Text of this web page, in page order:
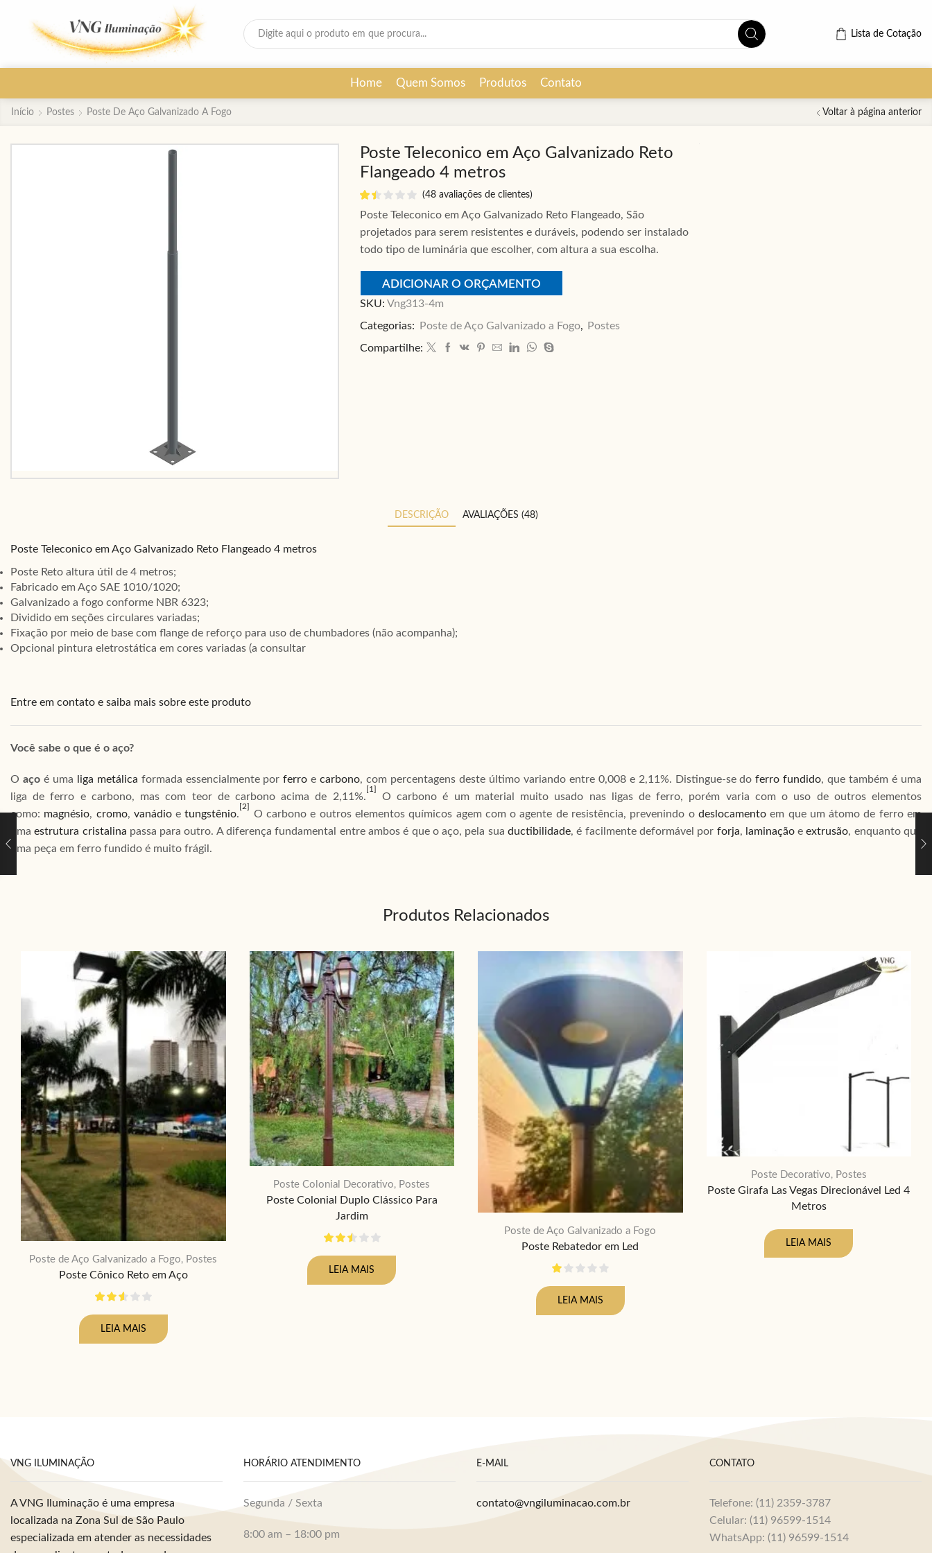
Lista de Cotação
Home Quem Somos Produtos Contato
Início Postes Poste De Aço Galvanizado A Fogo Voltar à página anterior
Poste Teleconico em Aço Galvanizado Reto
Flangeado 4 metros
(48 avaliações de clientes)
Poste Teleconico em Aço Galvanizado Reto Flangeado, São
projetados para serem resistentes e duráveis, podendo ser instalado
todo tipo de luminária que escolher, com altura a sua escolha.
ADICIONAR O ORÇAMENTO
SKU: Vng313-4m
Categorias:
Poste de Aço Galvanizado a Fogo,
Postes
Compartilhe:
DESCRIÇÃO AVALIAÇÕES (48)
Poste Teleconico em Aço Galvanizado Reto Flangeado 4 metros
Poste Reto altura útil de 4 metros;
Fabricado em Aço SAE 1010/1020;
Galvanizado a fogo conforme NBR 6323;
Dividido em seções circulares variadas;
Fixação por meio de base com flange de reforço para uso de chumbadores (não acompanha);
Opcional pintura eletrostática em cores variadas (a consultar
Entre em contato e saiba mais sobre este produto
Você sabe o que é o aço?
O açoé uma liga metálica formada essencialmente porferro ecarbono, com percentagens deste último variando entre 0,008 e 2,11%. Distingue-se doferro fundido, que também é uma
liga de ferro e carbono, mas com teor de carbono acima de 2,11%.
[1]
O carbono é um material muito usado nas ligas de ferro, porém varia com o uso de outros elementos
como: magnésio, cromo, vanádioetungstênio.
[2]
O carbono e outros elementos químicos agem com o agente de resistência, prevenindo o deslocamentoem que um átomo de ferro em
umaestrutura cristalina passa para outro. A diferença fundamental entre ambos é que o aço, pela suaductibilidade, é facilmente deformável por forja, laminaçãoeextrusão, enquanto que
uma peça em ferro fundido é muito frágil.
Produtos Relacionados
Poste de Aço Galvanizado a Fogo, Postes
Poste Cônico Reto em Aço
LEIA MAIS
Poste Colonial Decorativo, Postes
Poste Colonial Duplo Clássico Para
Jardim
LEIA MAIS
Poste de Aço Galvanizado a Fogo
Poste Rebatedor em Led
LEIA MAIS
Poste Decorativo, Postes
Poste Girafa Las Vegas Direcionável Led 4
Metros
LEIA MAIS
VNG ILUMINAÇÃO
A VNG Iluminação é uma empresa
localizada na Zona Sul de São Paulo
especializada em atender as necessidades
HORÁRIO ATENDIMENTO
Segunda / Sexta
8:00 am – 18:00 pm
E-MAIL
contato@vngiluminacao.com.br
CONTATO
Telefone: (11) 2359-3787
Celular: (11) 96599-1514
WhatsApp: (11) 96599-1514